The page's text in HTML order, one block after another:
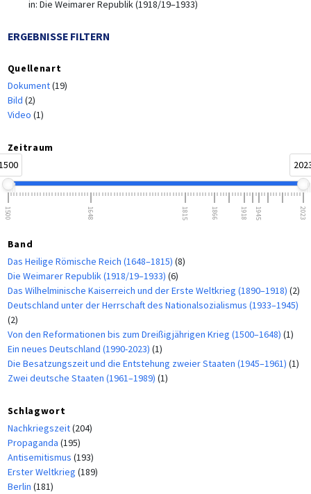
in: Die Weimarer Republik (1918/19–1933)
ERGEBNISSE FILTERN
Quellenart
Dokument(19)
Bild (2)
Video (1)
Zeitraum
1500 1648 1815 1866 1918 1945 2023
Band
Das Heilige Römische Reich (1648–1815) (8)
Die Weimarer Republik (1918/19–1933) (6)
Das Wilhelminische Kaiserreich und der Erste Weltkrieg (1890–1918) (2)
Deutschland unter der Herrschaft des Nationalsozialismus (1933–1945)
(2)
Von den Reformationen bis zum Dreißigjährigen Krieg (1500–1648) (1)
Ein neues Deutschland (1990-2023) (1)
Die Besatzungszeit und die Entstehung zweier Staaten (1945–1961) (1)
Zwei deutsche Staaten (1961–1989) (1)
Schlagwort
Nachkriegszeit(204)
Propaganda (195)
Antisemitismus (193)
Erster Weltkrieg (189)
Berlin (181)